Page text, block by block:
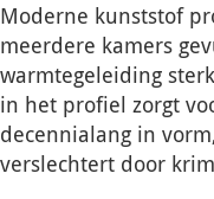
Moderne kunststof
meerdere kamers
warmtegeleiding
in het profiel zorgt
decennialang in
verslechtert door